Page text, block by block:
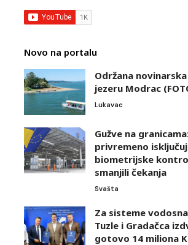
Novo na portalu
Održana
jezeru Modrac
Lukavac
Gužve na
privremeno
biometrijske
smanjili čekanja
Svašta
Za sisteme
Tuzle i Gradačca
gotovo 14 miliona